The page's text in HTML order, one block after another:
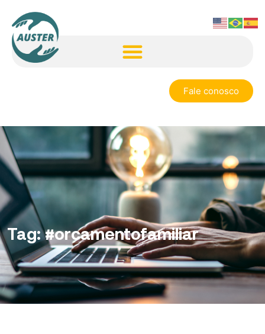
Fale conosco
Tag:#orcamentofamiliar